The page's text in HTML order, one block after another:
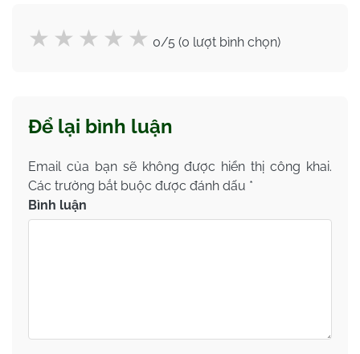
0/5 (0 lượt bình chọn)
Để lại bình luận
Email của bạn sẽ không được hiển thị công khai.
Các trường bắt buộc được đánh dấu *
Bình luận